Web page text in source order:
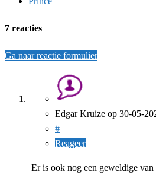
7 reacties
Ga naar reactie formulier
Edgar Kruize op 30-05-
#
Reageer
Er is ook nog een geweldige